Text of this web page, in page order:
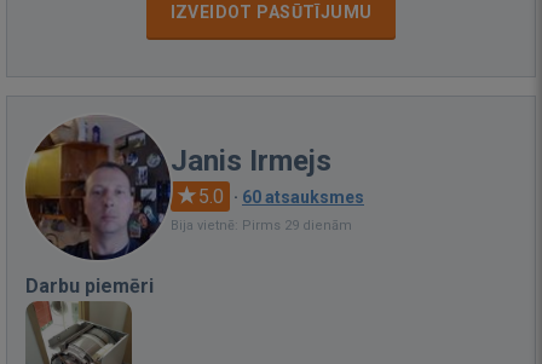
IZVEIDOT PASŪTĪJUMU
Janis Irmejs
5.0 · 60 atsauksmes
Bija vietnē: Pirms 29 dienām
Darbu piemēri